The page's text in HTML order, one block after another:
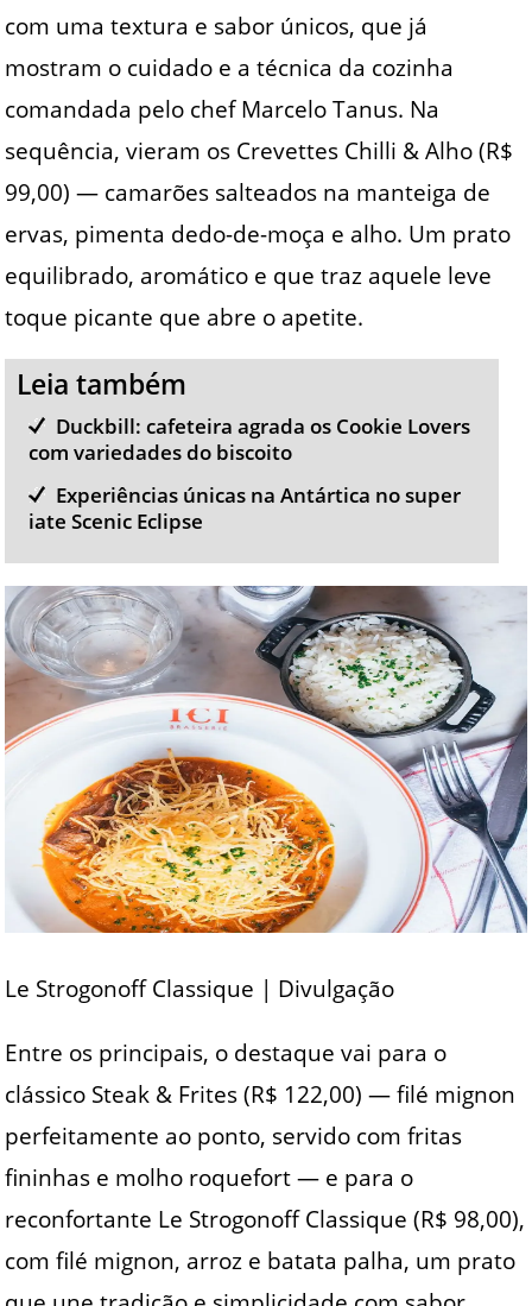
com uma textura e sabor únicos, que já
mostram o cuidado e a técnica da cozinha
comandada pelo chef Marcelo Tanus. Na
sequência, vieram os Crevettes Chilli & Alho (R$
99,00) — camarões salteados na manteiga de
ervas, pimenta dedo-de-moça e alho. Um prato
equilibrado, aromático e que traz aquele leve
toque picante que abre o apetite.
Leia também
Duckbill: cafeteira agrada os Cookie Lovers
com variedades do biscoito
Experiências únicas na Antártica no super
iate Scenic Eclipse
Le Strogonoff Classique | Divulgação
Entre os principais, o destaque vai para o
clássico Steak & Frites (R$ 122,00) — filé mignon
perfeitamente ao ponto, servido com fritas
fininhas e molho roquefort — e para o
reconfortante Le Strogonoff Classique (R$ 98,00),
com filé mignon, arroz e batata palha, um prato